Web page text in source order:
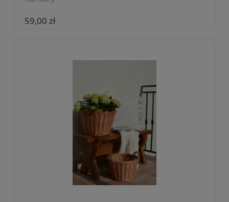
59,00 zł